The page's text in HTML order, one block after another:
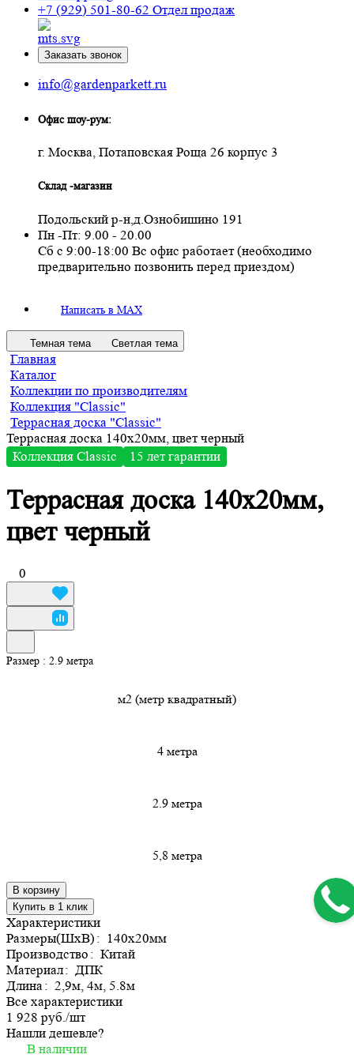
+7 (929) 501-80-62 Отдел продаж
Заказать звонок
info@gardenparkett.ru
Офис шоу-рум:
г. Москва, Потаповская Роща 26 корпус 3
Склад -магазин
Подольский р-н,д.Ознобишино 191
Пн -Пт: 9.00 - 20.00
Сб с 9:00-18:00 Вс офис работает (необходимо
предварительно позвонить перед приездом)
Написать в MAX
Темная тема Светлая тема
Главная
Каталог
Коллекции по производителям
Коллекция "Classic"
Террасная доска "Classic"
Террасная доска 140х20мм, цвет черный
Коллекция Сlassic
15 лет гарантии
Террасная доска 140х20мм,
цвет черный
0
Размер : 2.9 метра
м2 (метр квадратный)
4 метра
2.9 метра
5,8 метра
В корзину
Купить в 1 клик
Характеристики
Размеры(ШхВ): 140х20мм
Производство: Китай
Материал: ДПК
Длина: 2,9м, 4м, 5.8м
Все характеристики
1 928 руб./шт
Нашли дешевле?
В наличии